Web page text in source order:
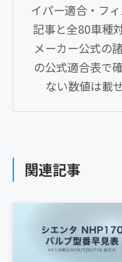
イパー適合・フ
記事と全80車種
メーカー公式の
の公式適合表で
ない数値は載
関連記事